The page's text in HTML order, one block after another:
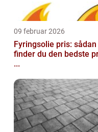
09 februar 2026
Fyringsolie pris: sådan
finder du den bedste
...